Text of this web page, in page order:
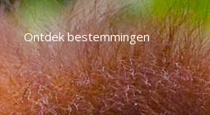
Ontdek bestemmingen